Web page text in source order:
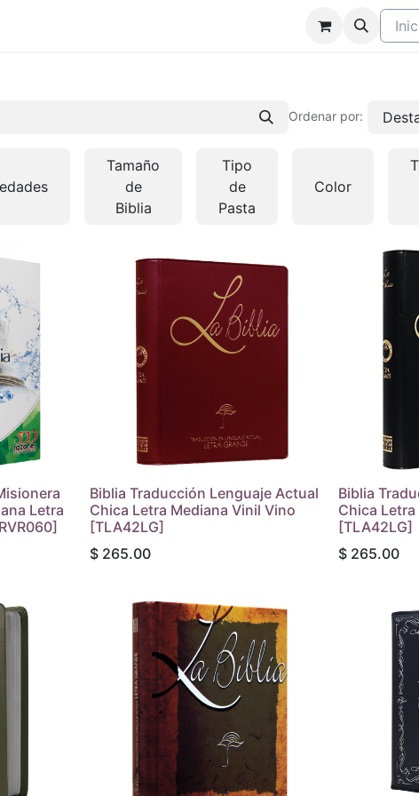
Ordenar por:
Tamaño
de
Biblia
Tipo
de
Pasta
Color
Letra
Biblia Traducción Lenguaje Actual
Chica Letra Mediana Vinil Vino
[TLA42LG]
$ 265.00
Biblia
Chica
[TLA42LG]
$ 265.00